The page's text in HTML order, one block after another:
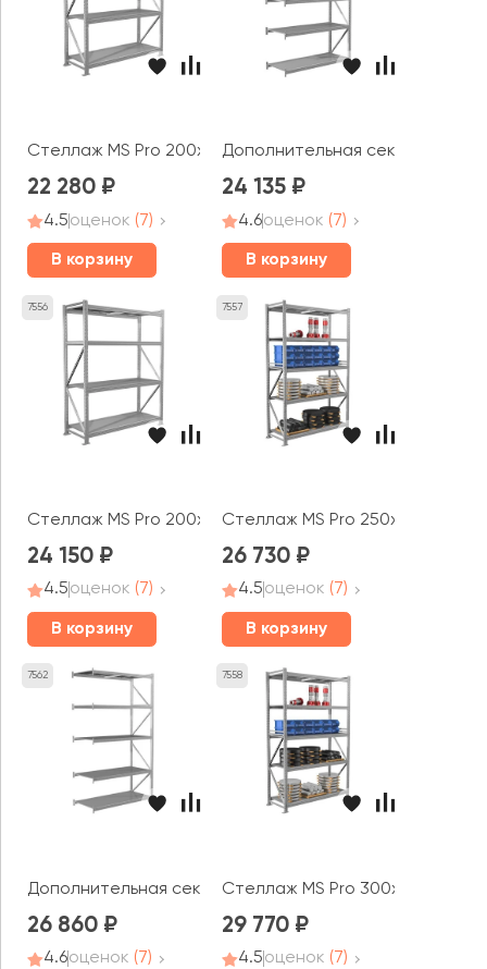
Стеллаж MS Pro 200x150x60 (4 полки)
22 280
4.5оценок (7)
В корзину
Дополнительная секция MS
24 135
4.6оценок (7)
В корзину
7556
Стеллаж MS Pro 200x180x60 (4 полки)
24 150
4.5оценок (7)
В корзину
7557
Стеллаж MS Pro 250x150x60 (5
26 730
4.5оценок (7)
В корзину
7562
Дополнительная секция MS Pro 300x150x80 (5 полок)
26 860
4.6оценок (7)
7558
Стеллаж MS Pro 300x150x80 (5
29 770
4.5оценок (7)